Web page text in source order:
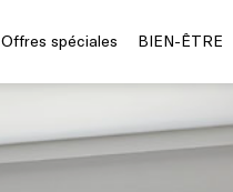
Offres spéciales BIEN-ÊTRE